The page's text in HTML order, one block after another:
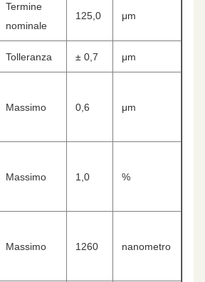
Termine
nominale
125,0 μm
Tolleranza ± 0,7 μm
Massimo 0,6 μm
Massimo 1,0 %
Massimo 1260 nanometro